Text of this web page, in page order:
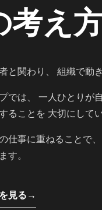
え方
と関わり、 組織で動
では、 一人ひとりが
ることを 大切にして
仕事に重ねることで
す。
見る →